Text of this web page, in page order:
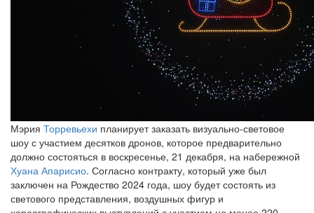
Мэрия Торревьехи планирует заказать визуально-световое
шоу с участием десятков дронов, которое предварительно
должно состояться в воскресенье, 21 декабря, на набережной
Хуана Апарисио. Согласно контракту, который уже был
заключен на Рождество 2024 года, шоу будет состоять из
светового представления, воздушных фигур и